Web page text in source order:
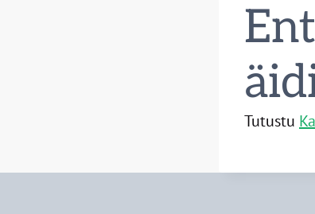
Tutustu